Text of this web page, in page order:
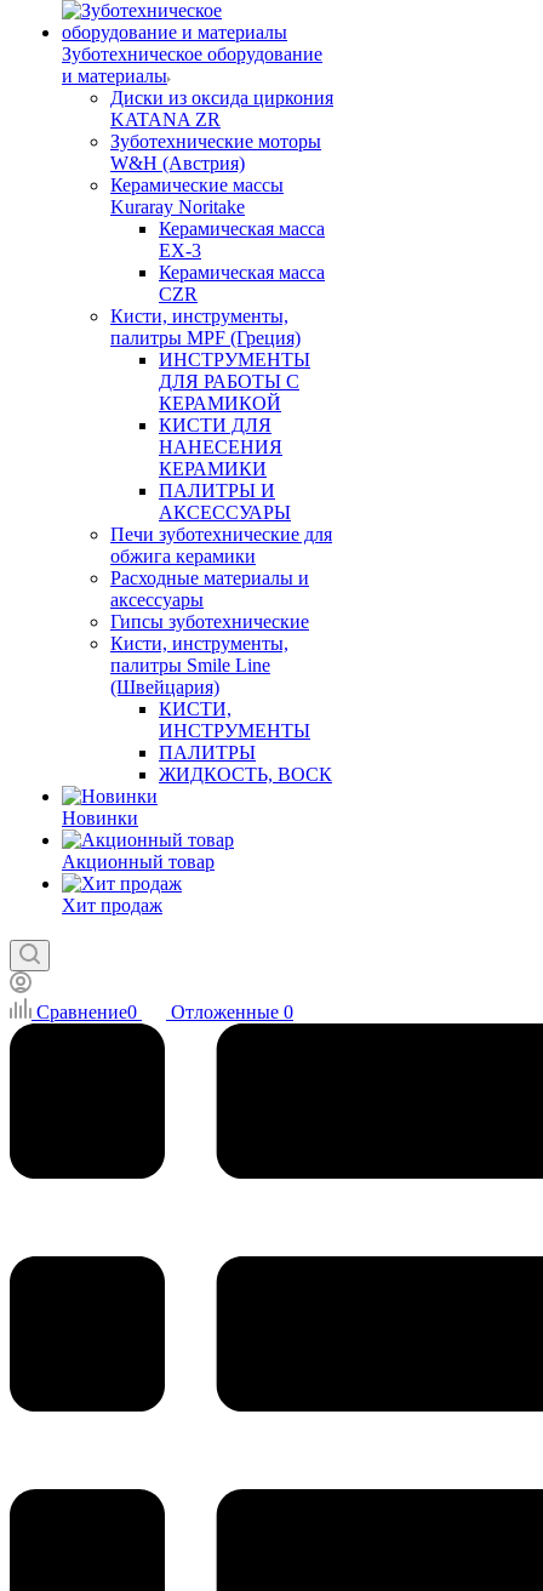
Зуботехническое оборудование
и материалы
Диски из оксида циркония
KATANA ZR
Зуботехнические моторы
W&H (Австрия)
Керамические массы
Kuraray Noritake
Керамическая масса
EX-3
Керамическая масса
CZR
Кисти, инструменты,
палитры MPF (Греция)
ИНСТРУМЕНТЫ
ДЛЯ РАБОТЫ С
КЕРАМИКОЙ
КИСТИ ДЛЯ
НАНЕСЕНИЯ
КЕРАМИКИ
ПАЛИТРЫ И
АКСЕССУАРЫ
Печи зуботехнические для
обжига керамики
Расходные материалы и
аксессуары
Гипсы зуботехнические
Кисти, инструменты,
палитры Smile Line
(Швейцария)
КИСТИ,
ИНСТРУМЕНТЫ
ПАЛИТРЫ
ЖИДКОСТЬ, ВОСК
Новинки
Акционный товар
Хит продаж
Сравнение0 Отложенные 0